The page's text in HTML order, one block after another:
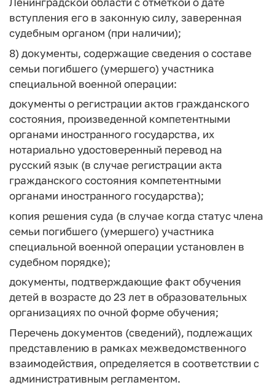
вступления его в законную силу, заверенная
судебным органом (при наличии);
8) документы, содержащие сведения о составе
семьи погибшего (умершего) участника
специальной военной операции:
документы о регистрации актов гражданского
состояния, произведенной компетентными
органами иностранного государства, их
нотариально удостоверенный перевод на
русский язык (в случае регистрации акта
гражданского состояния компетентными
органами иностранного государства);
копия решения суда (в случае когда статус члена
семьи погибшего (умершего) участника
специальной военной операции установлен в
судебном порядке);
документы, подтверждающие факт обучения
детей в возрасте до 23 лет в образовательных
организациях по очной форме обучения;
Перечень документов (сведений), подлежащих
представлению в рамках межведомственного
взаимодействия, определяется в соответствии с
административным регламентом.